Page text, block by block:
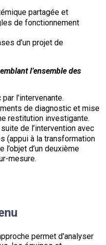
partagée et
de fonctionnement
d’un projet de
l’ensemble des
l’intervenante.
de diagnostic et mise
restitution investigante.
de l’intervention avec
(appui à la transformation
d’un deuxième
mesure.
permet d'analyser